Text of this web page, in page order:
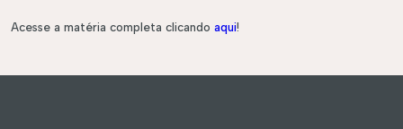
Acesse a matéria completa clicando aqui!